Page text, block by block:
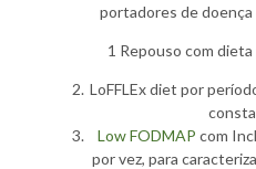
portadores de
1 Repouso com
LoFFLEx diet por
Low FODMAP com
por vez, para